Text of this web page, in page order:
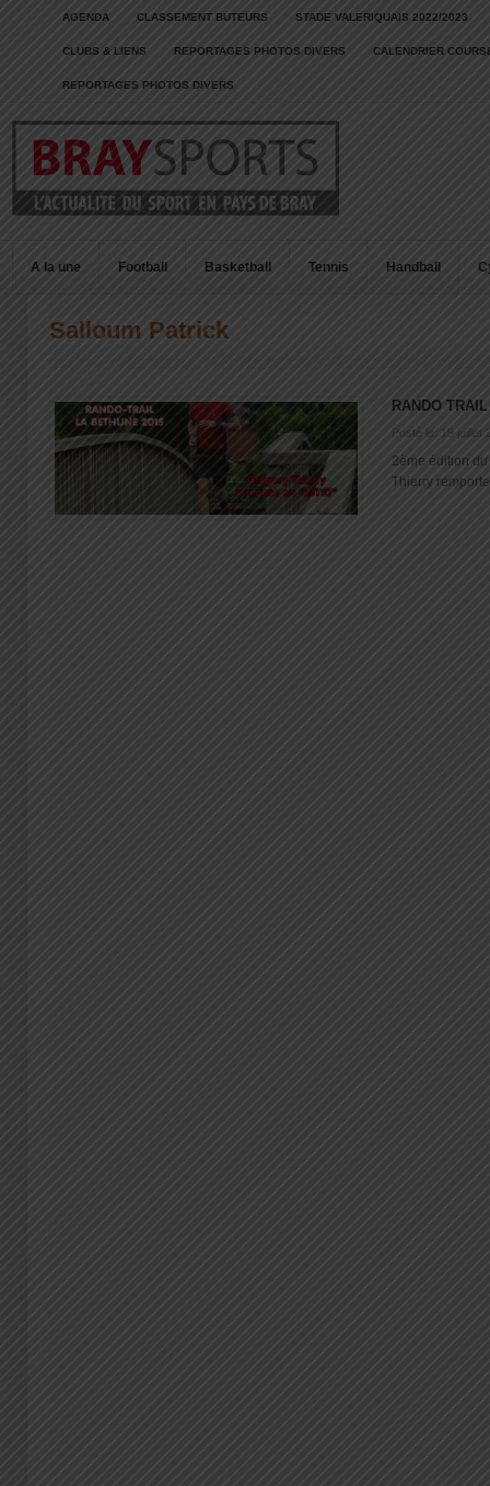
AGENDA CLASSEMENT BUTEURS STADE VALERIQUAIS 2022/2023
CLUBS & LIENS REPORTAGES PHOTOS DIVERS CALENDRIER
REPORTAGES PHOTOS DIVERS
A la une Football Basketball Tennis Handball
Salloum Patrick
RANDO
Posté le: 19 juillet
2ème édition
Thierry